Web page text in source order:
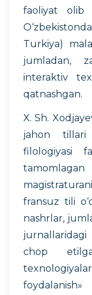
faoliyat olib
Turkiya)
jumladan,
interaktiv
qatnashgan.
X. Sh.
jahon tillari
filologiyasi
fransuz tili
nashrlar,
chop